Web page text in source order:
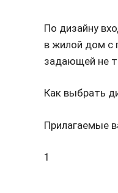
По дизайну
в жилой дом с
задающей не
Как выбрать
Прилагаемые
1